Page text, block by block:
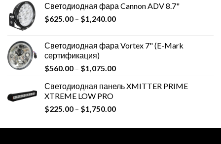
Светодиодная фара Cannon ADV 8.7"
$625.00 – $1,240.00
Светодиодная фара Vortex 7" (E-Mark
сертификация)
$560.00 – $1,075.00
Светодиодная панель XMITTER PRIME
XTREME LOW PRO
$225.00 – $1,750.00